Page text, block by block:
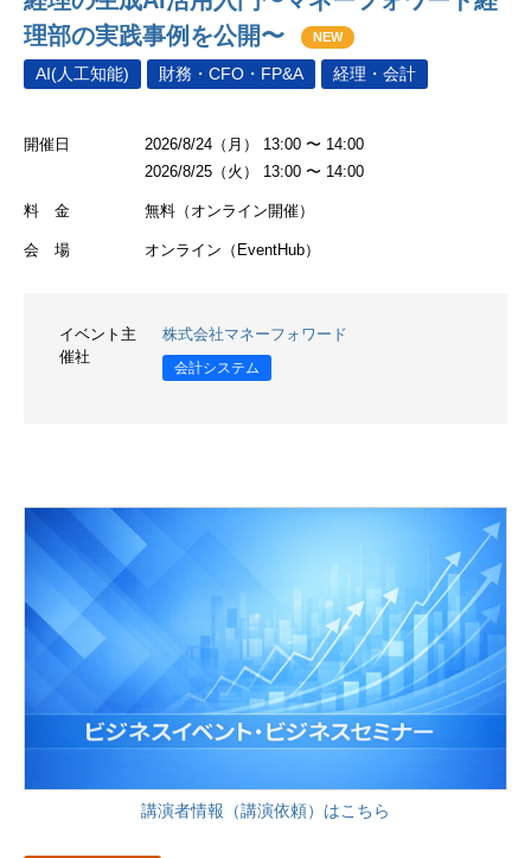
理部の実践事例を公開〜
NEW
AI(人工知能) 財務・CFO・FP&A 経理・会計
開催日
2026/8/24（月） 13:00 〜 14:00
2026/8/25（火） 13:00 〜 14:00
料 金 無料（オンライン開催）
会 場 オンライン（EventHub）
イベント主
催社
株式会社マネーフォワード
会計システム
講演者情報（講演依頼）はこちら